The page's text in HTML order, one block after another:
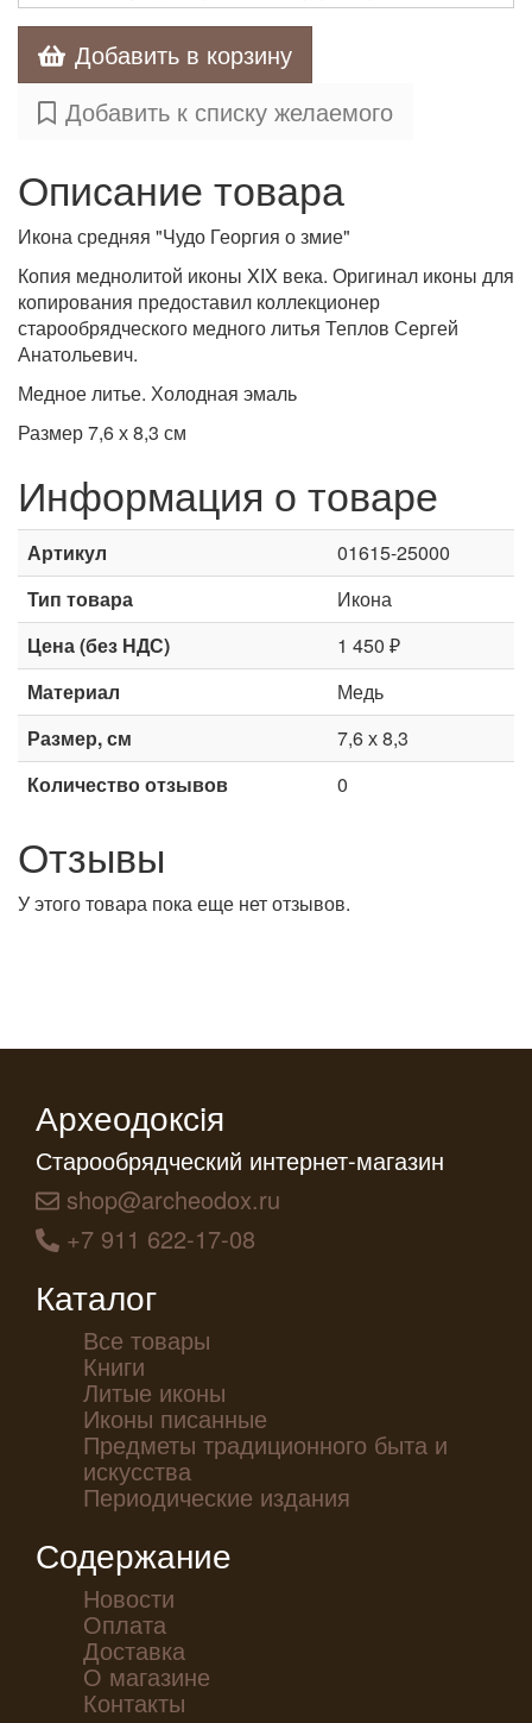
Добавить в корзину
Добавить к списку желаемого
Описание товара
Икона средняя "Чудо Георгия о змие"
Копия меднолитой иконы XIX века. Оригинал иконы для
копирования предоставил коллекционер
старообрядческого медного литья Теплов Сергей
Анатольевич.
Медное литье. Холодная эмаль
Размер 7,6 х 8,3 см
Информация о товаре
Артикул
01615-25000
Тип товара
Икона
Цена (без НДС)
1 450 ₽
Материал
Медь
Размер, см
7,6 х 8,3
Количество отзывов
0
Отзывы
У этого товара пока еще нет отзывов.
Археодоксiя
Старообрядческий интернет-магазин
shop@archeodox.ru
+7 911 622-17-08
Каталог
Все товары
Книги
Литые иконы
Иконы писанные
Предметы традиционного быта и
искусства
Периодические издания
Содержание
Новости
Оплата
Доставка
О магазине
Контакты